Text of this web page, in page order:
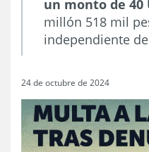
un monto de 40
millón 518 mil
independiente
24 de octubre de 2024